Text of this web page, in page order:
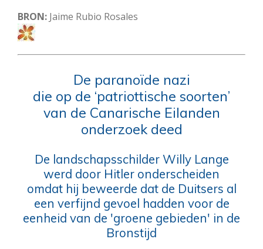
BRON: Jaime Rubio Rosales
De paranoïde nazi
die op de ‘patriottische soorten’
van de Canarische Eilanden
onderzoek deed
De landschapsschilder Willy Lange
werd door Hitler onderscheiden
omdat hij beweerde dat de Duitsers al
een verfijnd gevoel hadden voor de
eenheid van de 'groene gebieden' in de
Bronstijd